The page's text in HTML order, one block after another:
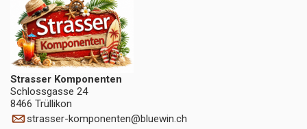
Strasser Komponenten
Schlossgasse 24
8466 Trüllikon
strasser-komponenten@bluewin.ch